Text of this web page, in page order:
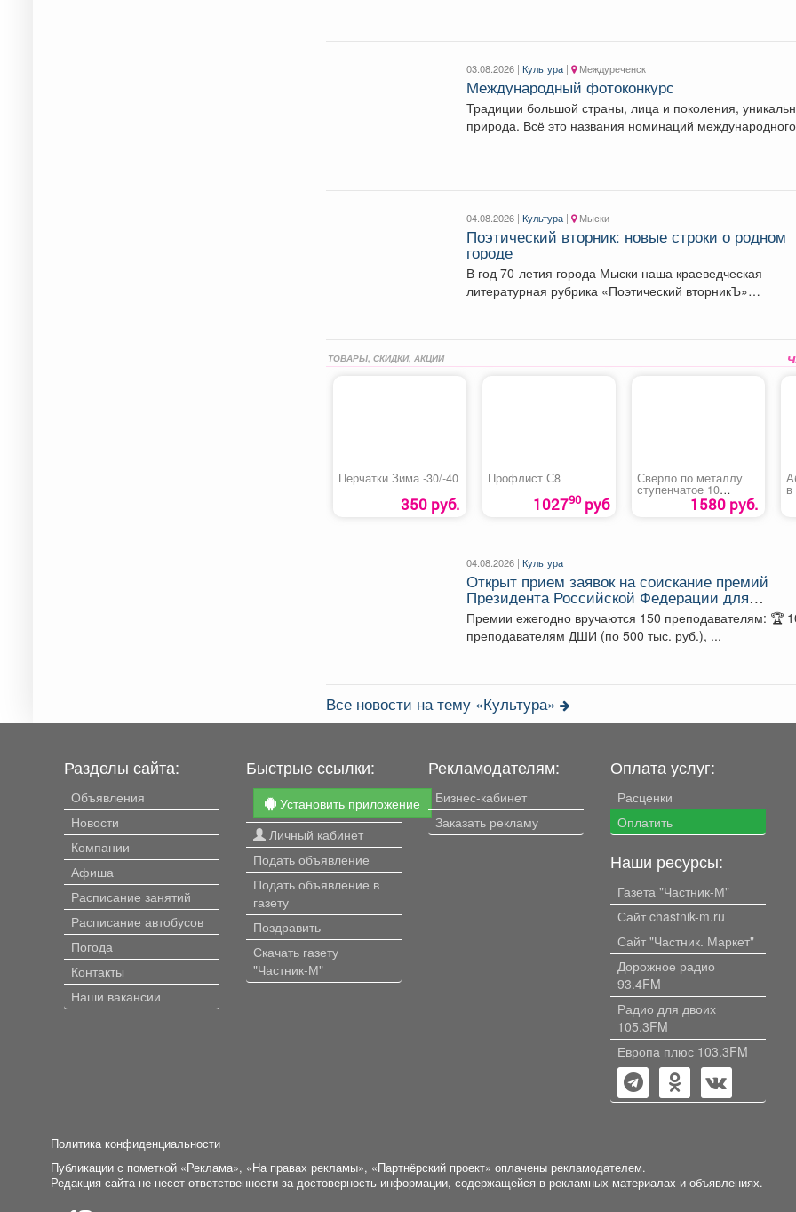
03.08.2026 | Культура | Междуреченск
Международный фотоконкурс
Традиции большой страны, лица и поколения,
природа. Всё это названия номинаций международного
04.08.2026 | Культура | Мыски
Поэтический вторник: новые строки о родном
городе
В год 70-летия города Мыски наша краеведческая
литературная рубрика «Поэтический вторникЪ»
ТОВАРЫ, СКИДКИ, АКЦИИ
Перчатки Зима -30/-40
350 руб.
Профлист С8
102790руб
Сверло по металлу
ступенчатое 10
ступеней «MATRIX»
1580 руб.
в
04.08.2026 | Культура
Открыт прием заявок на соискание премий
Президента Российской Федерации для
преподавателей в области музыкального
искусства в 2026 году.
Премии ежегодно вручаются 150 преподавателям: 🏆 100
преподавателям ДШИ (по 500 тыс. руб.), ...
Все новости на тему «Культура»
Разделы сайта:
Объявления
Новости
Компании
Афиша
Расписание занятий
Расписание автобусов
Погода
Контакты
Наши вакансии
Быстрые ссылки:
Установить приложение
Личный кабинет
Подать объявление
Подать объявление в
газету
Поздравить
Скачать газету
"Частник-М"
Рекламодателям:
Бизнес-кабинет
Заказать рекламу
Оплата услуг:
Расценки
Оплатить
Наши ресурсы:
Газета "Частник-М"
Сайт chastnik-m.ru
Сайт "Частник. Маркет"
Дорожное радио
93.4FM
Радио для двоих
105.3FM
Европа плюс 103.3FM
Политика конфиденциальности
Публикации с пометкой «Реклама», «На правах рекламы», «Партнёрский проект» оплачены рекламодателем.
Редакция сайта не несет ответственности за достоверность информации, содержащейся в рекламных материалах и объявлениях.